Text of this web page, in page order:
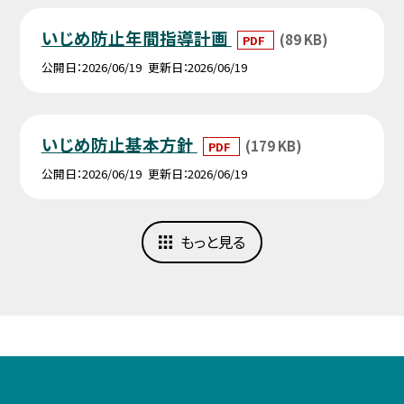
いじめ防止年間指導計画 PDF (89 KB)
公開日 2026/06/19 更新日 2026/06/19
いじめ防止基本方針 PDF (179 KB)
公開日 2026/06/19 更新日 2026/06/19
もっと見る